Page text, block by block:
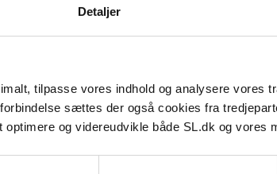
Detaljer
tilpasse vores indhold og analysere vores
sættes der også cookies fra
og videreudvikle både SL.dk og vores
mental sundhed og en styrket indsats til
2022
i grænselandet
Landsforbund, Døgncentret
2011
OG UDVIKLINGSARBEJDE